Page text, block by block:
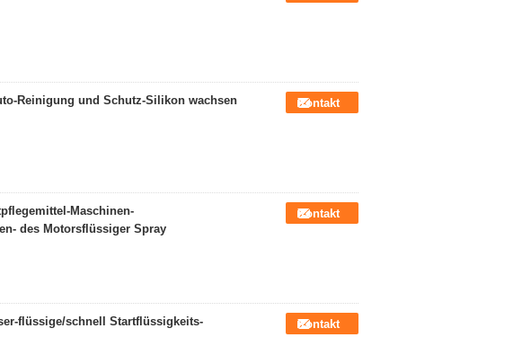
Reinigung und Schutz-Silikon wachsen
Kontakt
Maschinen-
des Motorsflüssiger Spray
Kontakt
flüssige/schnell Startflüssigkeits-
Kontakt